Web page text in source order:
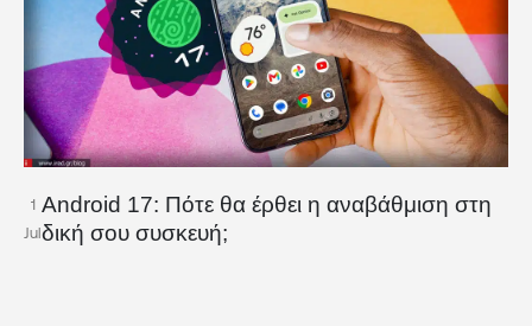
1
Jul
Android 17: Πότε θα έρθει η αναβάθμιση στη
δική σου συσκευή;